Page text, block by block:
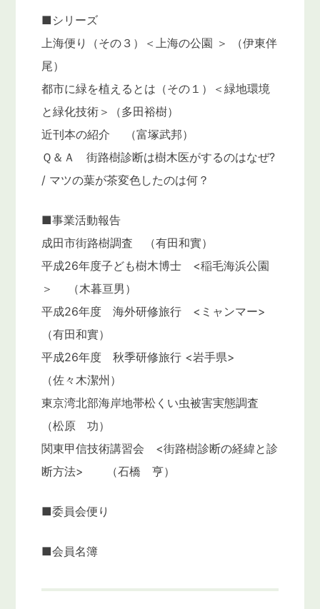
■シリーズ
上海便り（その３）＜上海の公園 ＞ （伊東伴
尾）
都市に緑を植えるとは（その１）＜緑地環境
と緑化技術＞（多田裕樹）
近刊本の紹介 （富塚武邦）
Ｑ＆Ａ 街路樹診断は樹木医がするのはなぜ?
/ マツの葉が茶変色したのは何？
■事業活動報告
成田市街路樹調査 （有田和實）
平成26年度子ども樹木博士 <稲毛海浜公園
＞ （木暮亘男）
平成26年度 海外研修旅行 <ミャンマー>
（有田和實）
平成26年度 秋季研修旅行 <岩手県>
（佐々木潔州）
東京湾北部海岸地帯松くい虫被害実態調査
（松原 功）
関東甲信技術講習会 <街路樹診断の経緯と診
断方法> （石橋 亨）
■委員会便り
■会員名簿